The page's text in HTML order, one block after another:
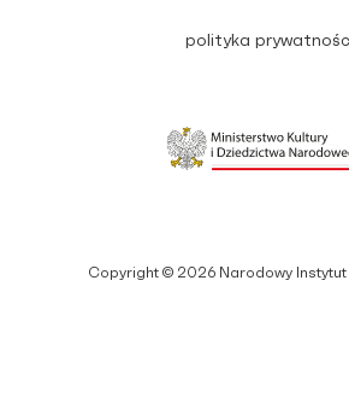
Copyright © 2026 Narodowy Instytut
polityka